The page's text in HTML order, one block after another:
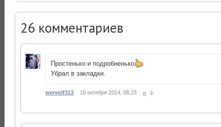
26 комментариев
Простенько и подробненько
Убрал в закладки.
wervolf313 16 октября 2014, 08:23 0